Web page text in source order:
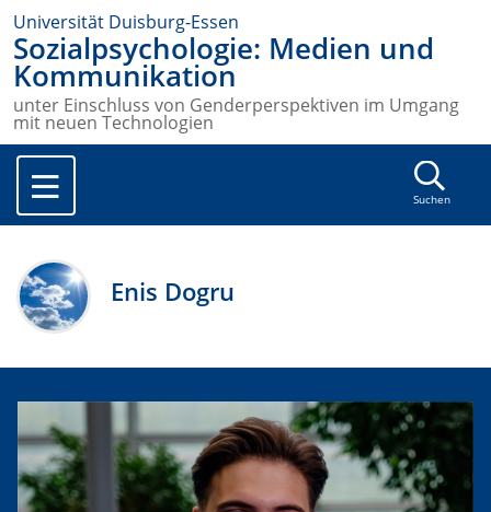
Universität Duisburg-Essen
Sozialpsychologie: Medien und
Kommunikation
unter Einschluss von Genderperspektiven im Umgang
mit neuen Technologien
Suchen
Enis Dogru